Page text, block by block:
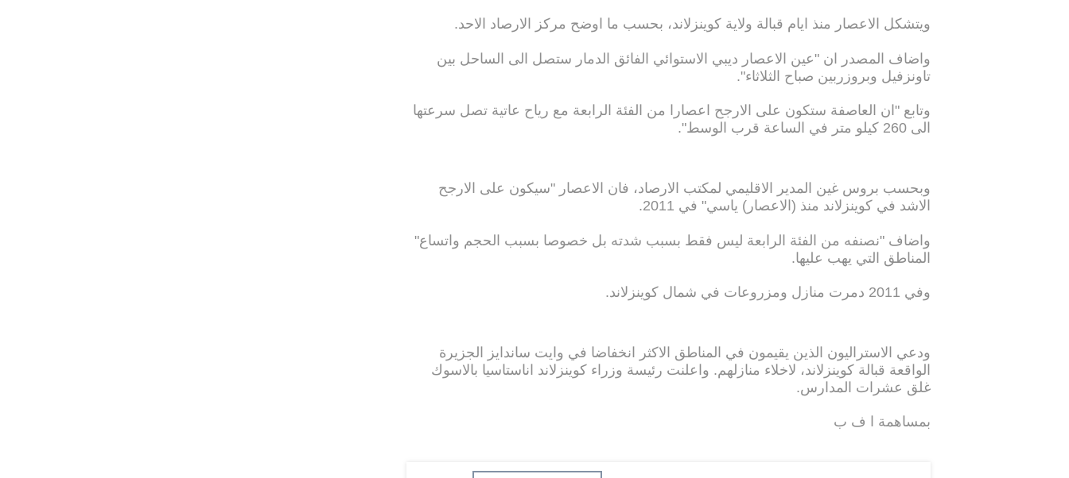
ويتشكل الاعصار منذ ايام قبالة ولاية كوينزلاند، بحسب ما اوضح مركز الارصاد الاحد.
واضاف المصدر ان "عين الاعصار ديبي الاستوائي الفائق الدمار ستصل الى الساحل بين
تاونزفيل وبروزربين صباح الثلاثاء".
وتابع "ان العاصفة ستكون على الارجح اعصارا من الفئة الرابعة مع رياح عاتية تصل سرعتها
الى 260 كيلو متر في الساعة قرب الوسط".
وبحسب بروس غين المدير الاقليمي لمكتب الارصاد، فان الاعصار "سيكون على الارجح
الاشد في كوينزلاند منذ (الاعصار) ياسي" في 2011.
واضاف "نصنفه من الفئة الرابعة ليس فقط بسبب شدته بل خصوصا بسبب الحجم واتساع"
المناطق التي يهب عليها.
وفي 2011 دمرت منازل ومزروعات في شمال كوينزلاند.
ودعي الاستراليون الذين يقيمون في المناطق الاكثر انخفاضا في وايت ساندايز الجزيرة
الواقعة قبالة كوينزلاند، لاخلاء منازلهم. واعلنت رئيسة وزراء كوينزلاند اناستاسيا بالاسوك
غلق عشرات المدارس.
بمساهمة ا ف ب